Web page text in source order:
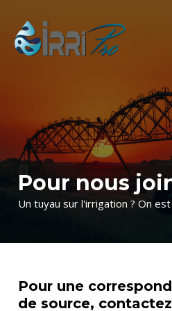
Pour nous
Un tuyau sur l'irrigation ? On est
Pour une
de source,